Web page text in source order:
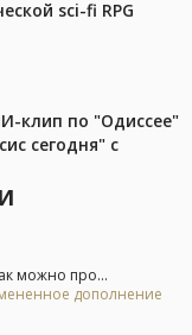
sci-fi RPG
клип по "Одиссее"
сегодня" с
можно про...
дополнение